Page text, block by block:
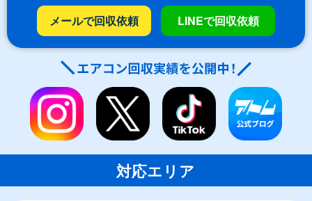
メールで回収依頼 LINEで回収依頼
対応エリア